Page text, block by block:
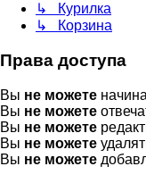
↳ Курилка
↳ Корзина
Права доступа
Вы не можете
Вы не можете
Вы не можете
Вы не можете
Вы не можете